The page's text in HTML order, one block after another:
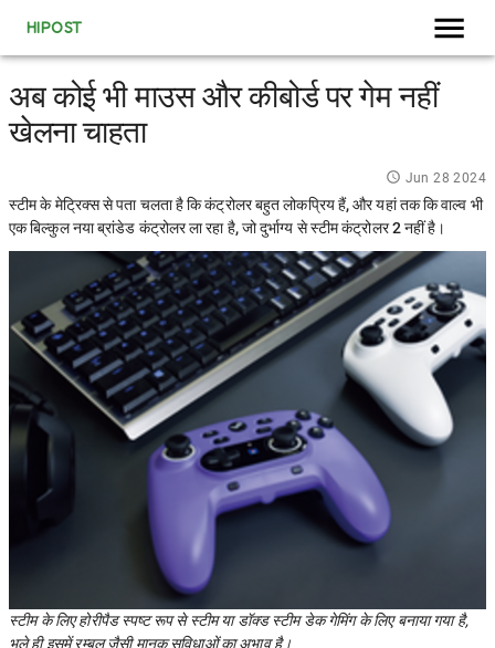
HIPOST
अब कोई भी माउस और कीबोर्ड पर गेम नहीं
खेलना चाहता
Jun 28 2024
स्टीम के मेट्रिक्स से पता चलता है कि कंट्रोलर बहुत लोकप्रिय हैं, और यहां तक ​​कि वाल्व भी
एक बिल्कुल नया ब्रांडेड कंट्रोलर ला रहा है, जो दुर्भाग्य से स्टीम कंट्रोलर 2 नहीं है।
स्टीम के लिए होरीपैड स्पष्ट रूप से स्टीम या डॉक्ड स्टीम डेक गेमिंग के लिए बनाया गया है,
भले ही इसमें रम्बल जैसी मानक सुविधाओं का अभाव है।